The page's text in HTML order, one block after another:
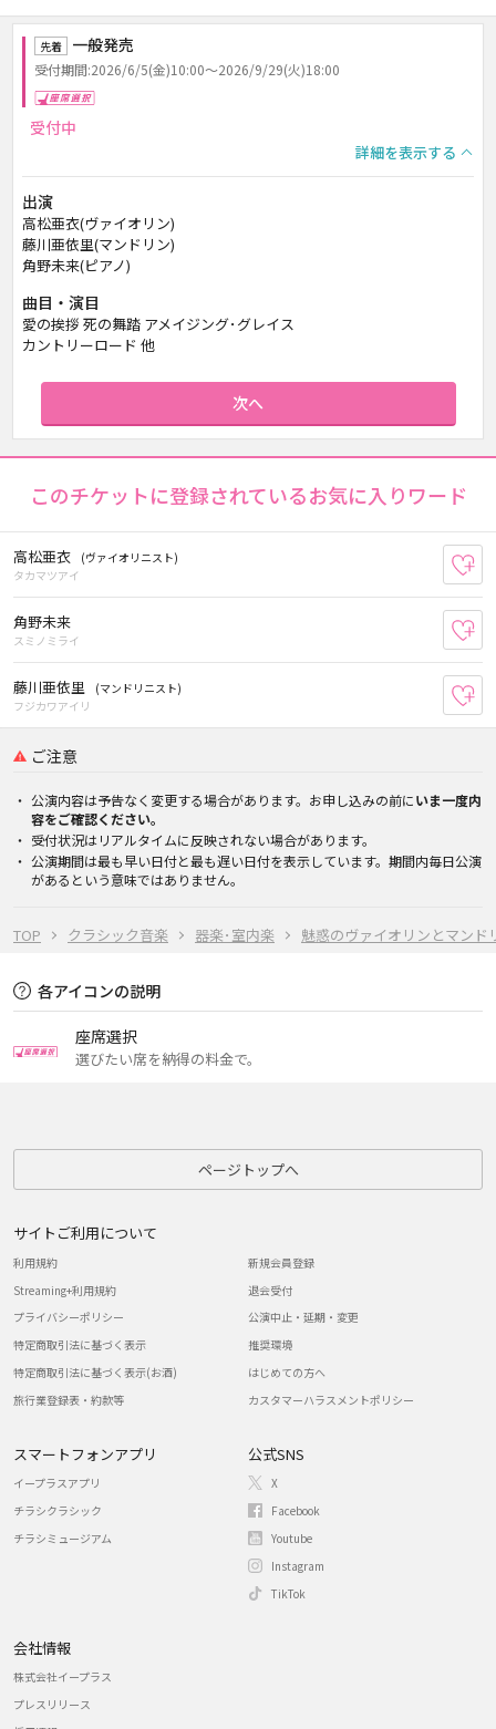
TOP クラシック音楽 器楽･室内楽 魅惑のヴァイオリンとマンド
先着 一般発売
受付期間:2026/6/5(金)10:00～2026/9/29(火)18:00
受付中
詳細を表示する
出演
高松亜衣(ヴァイオリン)
藤川亜依里(マンドリン)
角野未来(ピアノ)
曲目・演目
愛の挨拶 死の舞踏 アメイジング･グレイス
カントリーロード 他
次へ
このチケットに登録されているお気に入りワード
高松亜衣
(ヴァイオリニスト)
タカマツアイ
角野未来
スミノミライ
藤川亜依里
(マンドリニスト)
フジカワアイリ
ご注意
公演内容は予告なく変更する場合があります。お申し込みの前にいま一度内
容をご確認ください。
受付状況はリアルタイムに反映されない場合があります。
公演期間は最も早い日付と最も遅い日付を表示しています。期間内毎日公演
があるという意味ではありません。
各アイコンの説明
座席選択
選びたい席を納得の料金で。
ページトップへ
サイトご利用について
利用規約
Streaming+利用規約
プライバシーポリシー
特定商取引法に基づく表示
特定商取引法に基づく表示(お酒)
旅行業登録表・約款等
新規会員登録
退会受付
公演中止・延期・変更
推奨環境
はじめての方へ
カスタマーハラスメントポリシー
スマートフォンアプリ
イープラスアプリ
チラシクラシック
チラシミュージアム
公式SNS
X
Facebook
Youtube
Instagram
TikTok
会社情報
株式会社イープラス
プレスリリース